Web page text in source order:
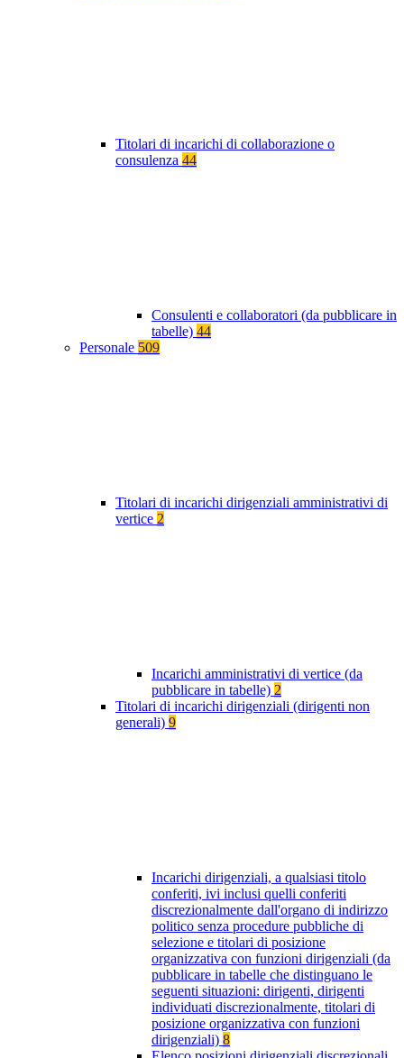
Titolari di incarichi di collaborazione o
consulenza 44
Consulenti e collaboratori (da pubblicare in
tabelle) 44
Personale 509
Titolari di incarichi dirigenziali amministrativi di
vertice 2
Incarichi amministrativi di vertice (da
pubblicare in tabelle) 2
Titolari di incarichi dirigenziali (dirigenti non
generali) 9
Incarichi dirigenziali, a qualsiasi titolo
conferiti, ivi inclusi quelli conferiti
discrezionalmente dall'organo di indirizzo
politico senza procedure pubbliche di
selezione e titolari di posizione
organizzativa con funzioni dirigenziali (da
pubblicare in tabelle che distinguano le
seguenti situazioni: dirigenti, dirigenti
individuati discrezionalmente, titolari di
posizione organizzativa con funzioni
dirigenziali) 8